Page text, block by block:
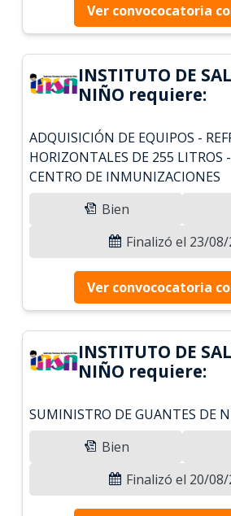
Ver convococatoria
INSTITUTO DE
NIÑO requiere:
ADQUISICIÓN DE EQUIPOS -
HORIZONTALES DE 255 LITROS
CENTRO DE INMUNIZACIONES
Bien
Finalizó el 23/08/
Ver convococatoria
INSTITUTO DE
NIÑO requiere:
SUMINISTRO DE GUANTES DE
Bien
Finalizó el 20/08/